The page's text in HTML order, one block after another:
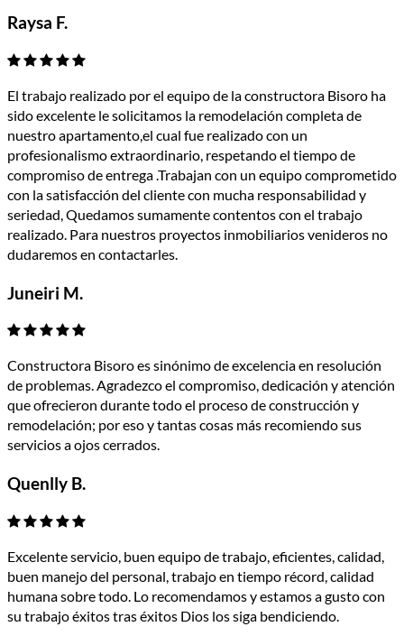
Raysa F.
El trabajo realizado por el equipo de la constructora Bisoro ha
sido excelente le solicitamos la remodelación completa de
nuestro apartamento,el cual fue realizado con un
profesionalismo extraordinario, respetando el tiempo de
compromiso de entrega .Trabajan con un equipo comprometido
con la satisfacción del cliente con mucha responsabilidad y
seriedad, Quedamos sumamente contentos con el trabajo
realizado. Para nuestros proyectos inmobiliarios venideros no
dudaremos en contactarles.
Juneiri M.
Constructora Bisoro es sinónimo de excelencia en resolución
de problemas. Agradezco el compromiso, dedicación y atención
que ofrecieron durante todo el proceso de construcción y
remodelación; por eso y tantas cosas más recomiendo sus
servicios a ojos cerrados.
Quenlly B.
Excelente servicio, buen equipo de trabajo, eficientes, calidad,
buen manejo del personal, trabajo en tiempo récord, calidad
humana sobre todo. Lo recomendamos y estamos a gusto con
su trabajo éxitos tras éxitos Dios los siga bendiciendo.